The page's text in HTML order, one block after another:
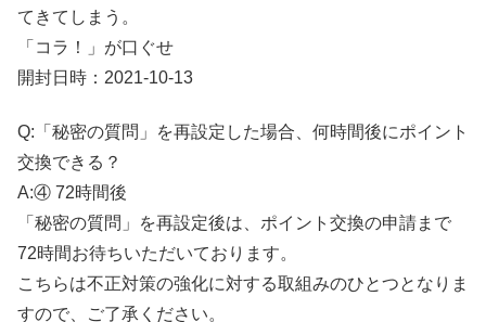
てきてしまう。
「コラ！」が口ぐせ
開封日時：2021-10-13
Q:「秘密の質問」を再設定した場合、何時間後にポイント
交換できる？
A:④ 72時間後
「秘密の質問」を再設定後は、ポイント交換の申請まで
72時間お待ちいただいております。
こちらは不正対策の強化に対する取組みのひとつとなりま
すので、ご了承ください。